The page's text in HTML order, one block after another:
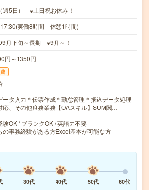
週5日） ※土日祝お休み！
実働8時間 休憩1時間)
月下旬～長期 ※9月～！
円～1350円
ータ入力＊伝票作成＊勤怠管理＊振込データ処理
応、その他庶務業務【OAスキル】SUM関…
験OK / ブランクOK / 英語力不要
の事務経験がある方Excel基本が可能な方
30代 40代 50代
60代